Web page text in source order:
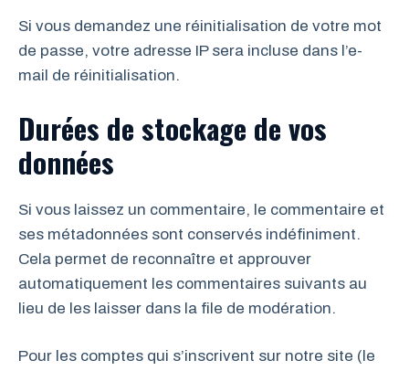
Si vous demandez une réinitialisation de votre mot
de passe, votre adresse IP sera incluse dans l’e-
mail de réinitialisation.
Durées de stockage de vos
données
Si vous laissez un commentaire, le commentaire et
ses métadonnées sont conservés indéfiniment.
Cela permet de reconnaître et approuver
automatiquement les commentaires suivants au
lieu de les laisser dans la file de modération.
Pour les comptes qui s’inscrivent sur notre site (le